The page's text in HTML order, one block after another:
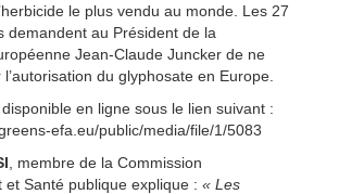
le plus vendu au monde. Les 27
demandent au Président de la
Jean-Claude Juncker de ne
du glyphosate en Europe.
en ligne sous le lien suivant :
efa.eu/public/media/file/1/5083
, membre de la Commission
et Santé publique explique : « Les